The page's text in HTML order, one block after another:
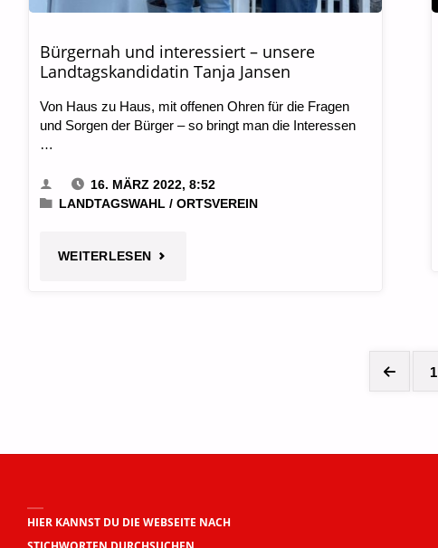
Bürgernah und interessiert – unsere
Landtagskandidatin Tanja Jansen
Von Haus zu Haus, mit offenen Ohren für die Fragen
und Sorgen der Bürger – so bringt man die Interessen
…
16. MÄRZ 2022, 8:52
LANDTAGSWAHL /ORTSVEREIN
WEITERLESEN"BÜRGERNAH
LANDTAGSKANDIDATIN
der
1
HIER KANNST DU DIE WEBSEITE NACH